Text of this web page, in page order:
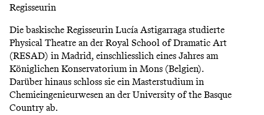
u
p
t
m
e
Regisseurin
Die baskische Regisseurin Lucía Astigarraga studierte
Physical Theatre an der Royal School of Dramatic Art
(RESAD) in Madrid, einschliesslich eines Jahres am
Königlichen Konservatorium in Mons (Belgien).
Darüber hinaus schloss sie ein Masterstudium in
Chemieingenieurwesen an der University of the Basque
Country ab.